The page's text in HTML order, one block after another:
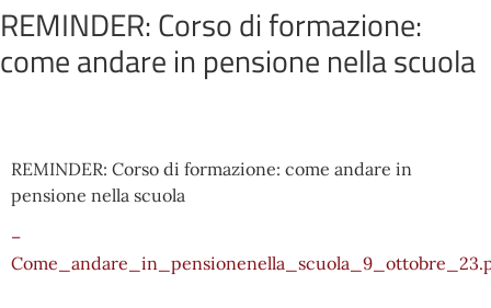
REMINDER: Corso di formazione:
come andare in pensione nella scuola
REMINDER: Corso di formazione: come andare in
pensione nella scuola
–